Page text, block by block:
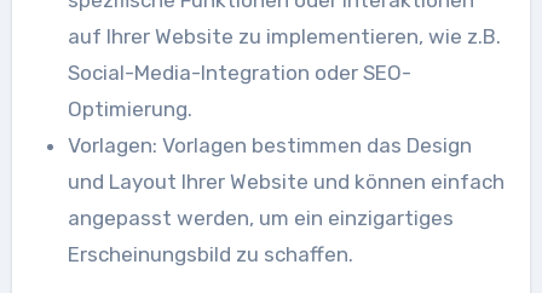
auf Ihrer Website zu implementieren, wie z.B.
Social-Media-Integration oder SEO-
Optimierung.
Vorlagen: Vorlagen bestimmen das Design
und Layout Ihrer Website und können einfach
angepasst werden, um ein einzigartiges
Erscheinungsbild zu schaffen.